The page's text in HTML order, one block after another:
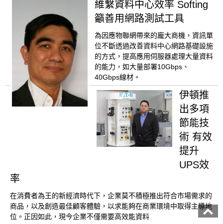
維繫資料中心效率 Softing
籲善用網路測試工具
為因應物聯網帶來的龐大商機，資訊單
位不斷透過改善資料中心網路基礎設施
的方式，提高應用伺服器處理大量資料
的能力，如大量部署10Gbps、
40Gbps線材。
伊頓推
出多項
節能技
術 有效
提升
UPS效
率
在消費者為王的新經濟時代下，企業莫不積極推出符合市場需求的
商品，以及創造最佳顧客體驗，以求能夠在商業環境中取得主導地
位。正因如此，現今企業不僅需要高效能資料